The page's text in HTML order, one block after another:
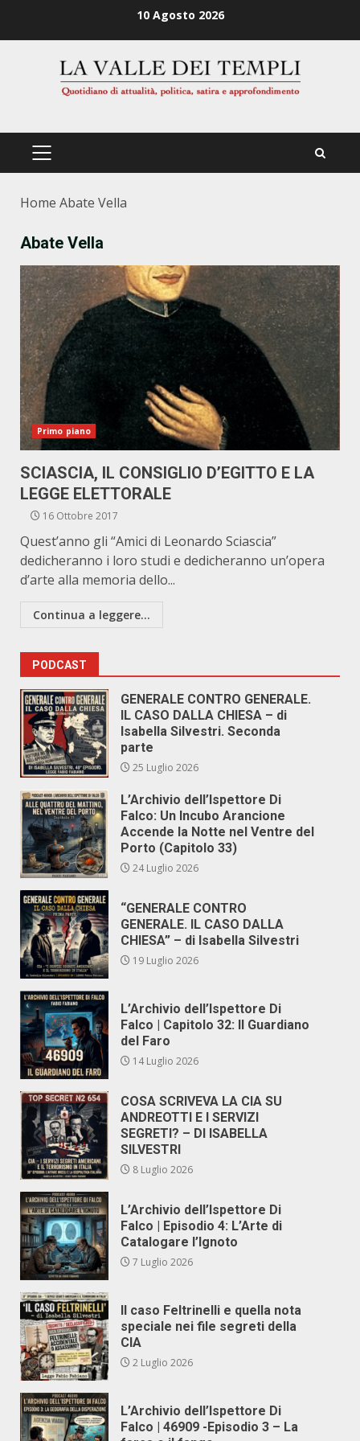
10 Agosto 2026
PRIMÄRES
Home Abate Vella
Abate Vella
Primo piano
SCIASCIA, IL CONSIGLIO D’EGITTO E LA
LEGGE ELETTORALE
16 Ottobre 2017
Quest’anno gli “Amici di Leonardo Sciascia”
dedicheranno i loro studi e dedicheranno un’opera
d’arte alla memoria dello...
Continua a leggere...
PODCAST
GENERALE CONTRO GENERALE.
IL CASO DALLA CHIESA – di
Isabella Silvestri. Seconda
parte
25 Luglio 2026
L’Archivio dell’Ispettore Di
Falco: Un Incubo Arancione
Accende la Notte nel Ventre del
Porto (Capitolo 33)
24 Luglio 2026
“GENERALE CONTRO
GENERALE. IL CASO DALLA
CHIESA” – di Isabella Silvestri
19 Luglio 2026
L’Archivio dell’Ispettore Di
Falco | Capitolo 32: Il Guardiano
del Faro
14 Luglio 2026
COSA SCRIVEVA LA CIA SU
ANDREOTTI E I SERVIZI
SEGRETI? – DI ISABELLA
SILVESTRI
8 Luglio 2026
L’Archivio dell’Ispettore Di
Falco | Episodio 4: L’Arte di
Catalogare l’Ignoto
7 Luglio 2026
Il caso Feltrinelli e quella nota
speciale nei file segreti della
CIA
2 Luglio 2026
L’Archivio dell’Ispettore Di
Falco | 46909 -Episodio 3 – La